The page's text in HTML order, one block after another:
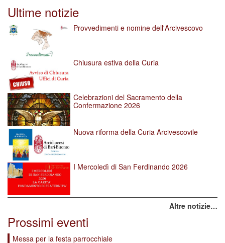
Ultime notizie
Provvedimenti e nomine dell'Arcivescovo
Chiusura estiva della Curia
Celebrazioni del Sacramento della
Confermazione 2026
Nuova riforma della Curia Arcivescovile
I Mercoledì di San Ferdinando 2026
Altre notizie…
Prossimi eventi
Messa per la festa parrocchiale